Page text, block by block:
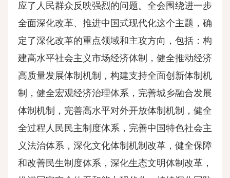
应了人民群众反映强烈的问题。全会围绕进一步
全面深化改革、推进中国式现代化这个主题，确
定了深化改革的重点领域和主攻方向，包括：构
建高水平社会主义市场经济体制，健全推动经济
高质量发展体制机制，构建支持全面创新体制机
制，健全宏观经济治理体系，完善城乡融合发展
体制机制，完善高水平对外开放体制机制，健全
全过程人民民主制度体系，完善中国特色社会主
义法治体系，深化文化体制机制改革，健全保障
和改善民生制度体系，深化生态文明体制改革，